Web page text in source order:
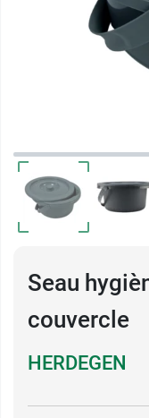
Seau
couvercle
HERDEGEN